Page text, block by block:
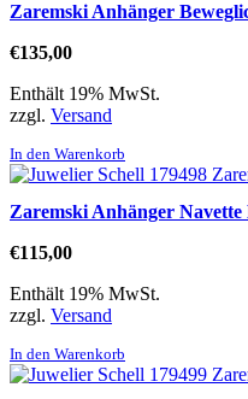
Zaremski Anhänger
€135,00
Enthält 19% MwSt.
zzgl. Versand
In den Warenkorb
Zaremski Anhänger Navette
€115,00
Enthält 19% MwSt.
zzgl. Versand
In den Warenkorb